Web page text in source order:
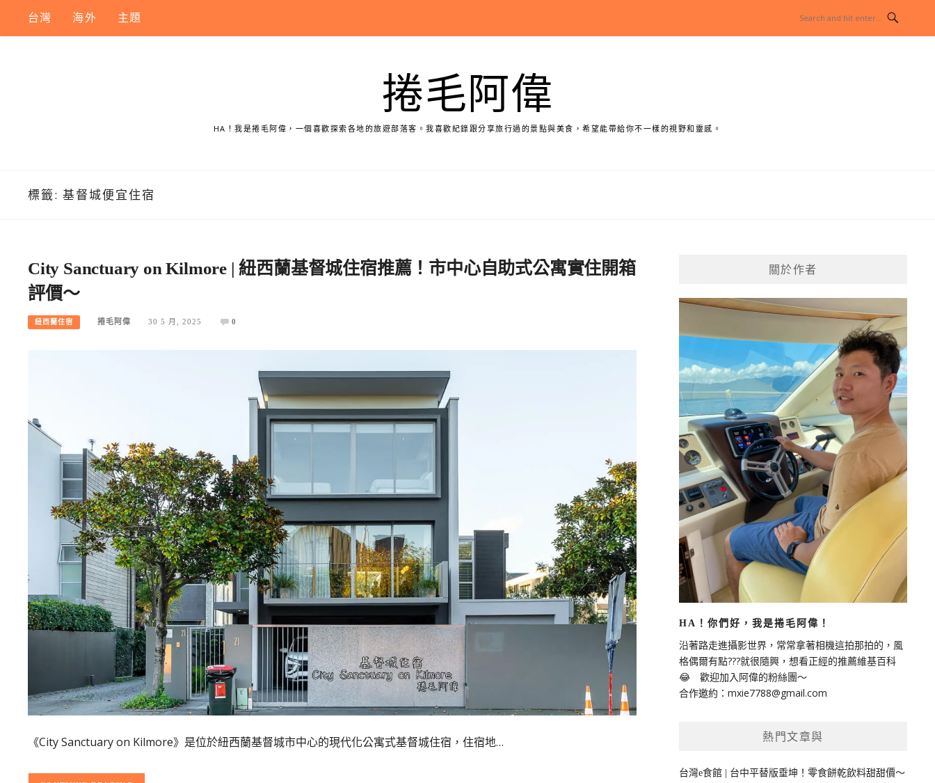
content
台灣 海外 主題
捲毛阿偉
HA！我是捲毛阿偉，一個喜歡探索各地的旅遊部落客。我喜歡紀錄跟分享旅行過的景點與美食，希望能帶給你不一樣的視野和靈感。
標籤: 基督城便宜住宿
City Sanctuary on Kilmore | 紐西蘭基督城住宿推薦！市中心自助式公寓實住開箱
評價～
紐西蘭住宿 捲毛阿偉 30 5 月, 2025 0
《City Sanctuary on Kilmore》是位於紐西蘭基督城市中心的現代化公寓式基督城住宿，住宿地…
關於作者
HA！你們好，我是捲毛阿偉！
沿著路走進攝影世界，常常拿著相機這拍那拍的，風
格偶爾有點???就很隨興，想看正經的推薦維基百科
😂 歡迎加入阿偉的粉絲團～
合作邀約： mxie7788@gmail.com
熱門文章與
台灣e食館 | 台中平替版垂坤！零食餅乾飲料甜甜價～